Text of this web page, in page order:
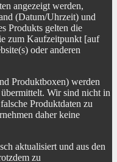
angezeigt werden,
(Datum/Uhrzeit) und
Produkts gelten die
zum Kaufzeitpunkt [auf
oder anderen
Produktboxen) werden
Wir sind nicht in
Produktdaten zu
daher keine
aktualisiert und aus den
zu